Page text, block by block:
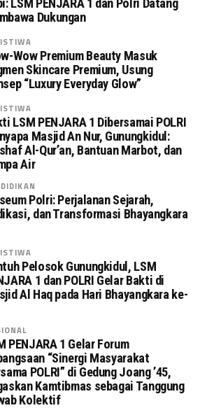
LSM PENJARA 1 dan Polri Datang
Dukungan
Wow Premium Beauty Masuk
Skincare Premium, Usung
“Luxury Everyday Glow”
LSM PENJARA 1 Dibersamai POLRI
Masjid An Nur, Gunungkidul:
Al-Qur’an, Bantuan Marbot, dan
Air
Polri: Perjalanan Sejarah,
dan Transformasi Bhayangkara
Pelosok Gunungkidul, LSM
1 dan POLRI Gelar Bakti di
Al Haq pada Hari Bhayangkara ke-
PENJARA 1 Gelar Forum
“Sinergi Masyarakat
POLRI” di Gedung Joang ’45,
Kamtibmas sebagai Tanggung
Kolektif